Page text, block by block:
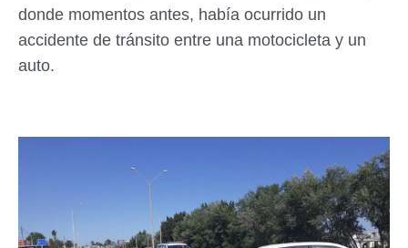
donde momentos antes, había ocurrido un
accidente de tránsito entre una motocicleta y un
auto.